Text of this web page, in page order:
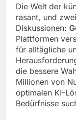
Die Welt der
rasant, und
Diskussionen:
Plattformen
für alltägliche
die bessere
Millionen von
optimalen KI-
Bedürfnisse